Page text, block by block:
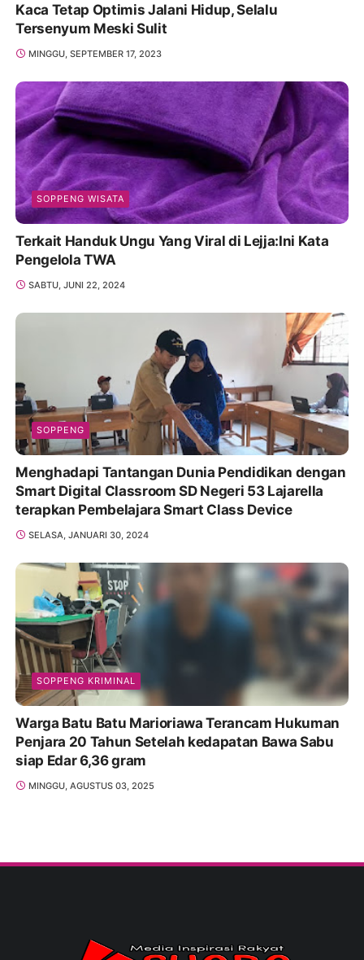
Kaca Tetap Optimis Jalani Hidup, Selalu
Tersenyum Meski Sulit
MINGGU, SEPTEMBER 17, 2023
SOPPENG WISATA
Terkait Handuk Ungu Yang Viral di Lejja:Ini Kata
Pengelola TWA
SABTU, JUNI 22, 2024
SOPPENG
Menghadapi Tantangan Dunia Pendidikan dengan
Smart Digital Classroom SD Negeri 53 Lajarella
terapkan Pembelajara Smart Class Device
SELASA, JANUARI 30, 2024
SOPPENG KRIMINAL
Warga Batu Batu Marioriawa Terancam Hukuman
Penjara 20 Tahun Setelah kedapatan Bawa Sabu
siap Edar 6,36 gram
MINGGU, AGUSTUS 03, 2025